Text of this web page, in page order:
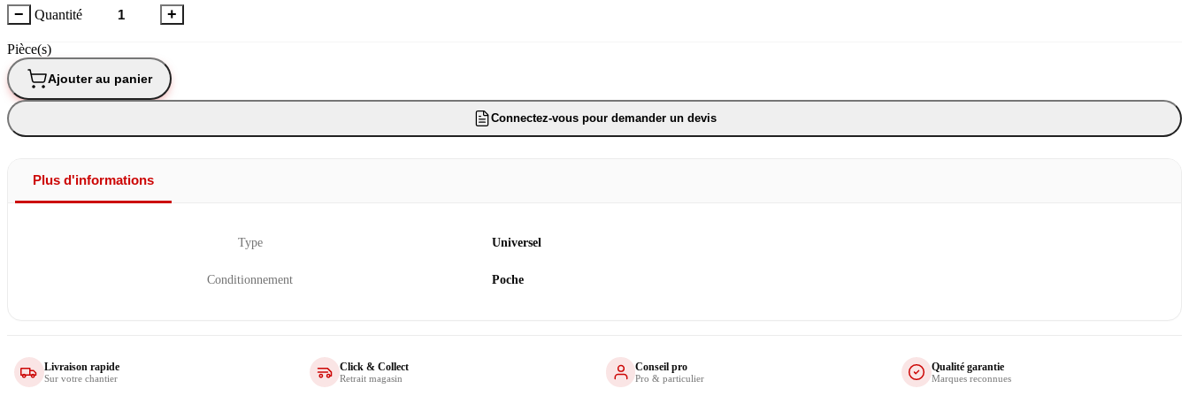
− Quantité +
Pièce(s)
Ajouter au panier
Connectez-vous pour demander un devis
Plus d'informations
Type Universel
Conditionnement Poche
Livraison rapide
Sur votre chantier
Click & Collect
Retrait magasin
Conseil pro
Pro & particulier
Qualité garantie
Marques reconnues